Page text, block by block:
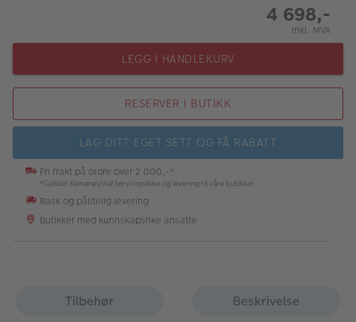
4 698,-
Inkl. MVA
LEGG I HANDLEKURV
RESERVER I BUTIKK
LAG DITT EGET SETT OG FÅ RABATT
Fri frakt på ordre over 2 000,-*
*Gjelder Klimanøytral Servicepakke og levering til våre butikker
Rask og pålitelig levering
Butikker med kunnskapsrike ansatte
Tilbehør
Beskrivelse